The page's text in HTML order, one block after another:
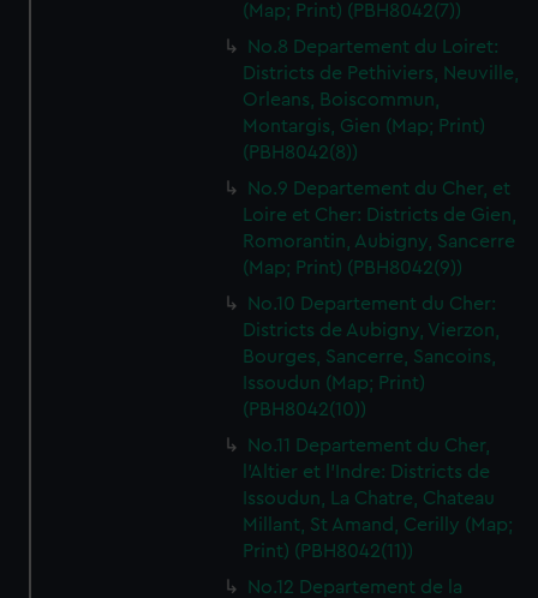
(Map; Print) (PBH8042(7))
No.8 Departement du Loiret:
Districts de Pethiviers, Neuville,
Orleans, Boiscommun,
Montargis, Gien (Map; Print)
(PBH8042(8))
No.9 Departement du Cher, et
Loire et Cher: Districts de Gien,
Romorantin, Aubigny, Sancerre
(Map; Print) (PBH8042(9))
No.10 Departement du Cher:
Districts de Aubigny, Vierzon,
Bourges, Sancerre, Sancoins,
Issoudun (Map; Print)
(PBH8042(10))
No.11 Departement du Cher,
l'Altier et l'Indre: Districts de
Issoudun, La Chatre, Chateau
Millant, St Amand, Cerilly (Map;
Print) (PBH8042(11))
No.12 Departement de la